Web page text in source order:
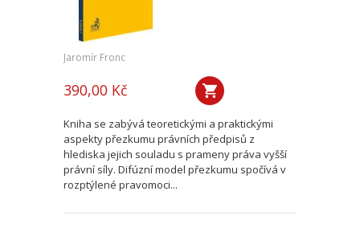
Jaromír Fronc
390,00 Kč
Kniha se zabývá teoretickými a praktickými
aspekty přezkumu právních předpisů z
hlediska jejich souladu s prameny práva vyšší
právní síly. Difúzní model přezkumu spočívá v
rozptýlené pravomoci...